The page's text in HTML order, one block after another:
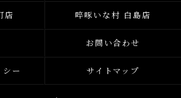
店 啐啄いな村 白島店
お問い合わせ
ー サイトマップ